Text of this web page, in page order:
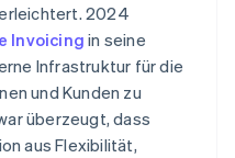
2024
Invoicingin seine
Infrastruktur für die
und Kunden zu
überzeugt, dass
aus Flexibilität,